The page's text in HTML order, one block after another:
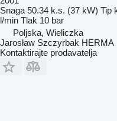
Snaga 50.34 k.s. (37 kW) Tip
l/min Tlak 10 bar
Poljska, Wieliczka
Jarosław Szczyrbak HERMA
Kontaktirajte prodavatelja